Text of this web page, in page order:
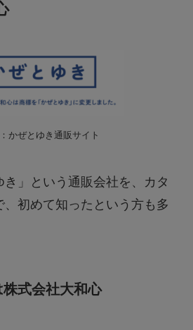
かぜとゆき通販サイト
」という通販会社を、カタ
、初めて知ったという方も多
式会社大和心